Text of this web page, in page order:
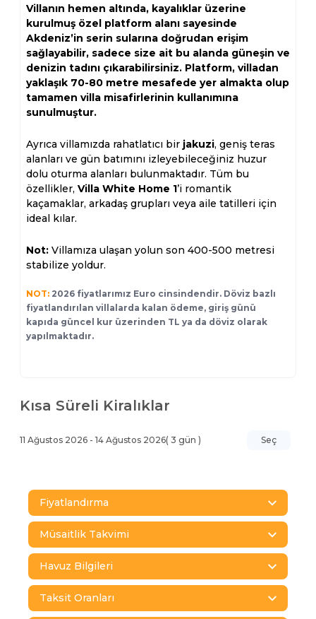
Villanın hemen altında, kayalıklar üzerine
kurulmuş özel platform alanı sayesinde
Akdeniz’in serin sularına doğrudan erişim
sağlayabilir, sadece size ait bu alanda güneşin ve
denizin tadını çıkarabilirsiniz. Platform, villadan
yaklaşık 70-80 metre mesafede yer almakta olup
tamamen villa misafirlerinin kullanımına
sunulmuştur.
Ayrıca villamızda rahatlatıcı bir jakuzi, geniş teras
alanları ve gün batımını izleyebileceğiniz huzur
dolu oturma alanları bulunmaktadır. Tüm bu
özellikler, Villa White Home 1’i romantik
kaçamaklar, arkadaş grupları veya aile tatilleri için
ideal kılar.
Not: Villamıza ulaşan yolun son 400-500 metresi
stabilize yoldur.
NOT: 2026 fiyatlarımız Euro cinsindendir. Döviz bazlı
fiyatlandırılan villalarda kalan ödeme, giriş günü
kapıda güncel kur üzerinden TL ya da döviz olarak
yapılmaktadır.
Kısa Süreli Kiralıklar
11 Ağustos 2026 - 14 Ağustos 2026( 3 gün ) Seç
Fiyatlandırma
Müsaitlik Takvimi
Havuz Bilgileri
Taksit Oranları